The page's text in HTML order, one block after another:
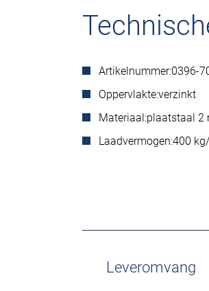
Artikelnummer:0396-
Oppervlakte:verzinkt
Materiaal:plaatstaal 2
Laadvermogen:400
Leveromvang